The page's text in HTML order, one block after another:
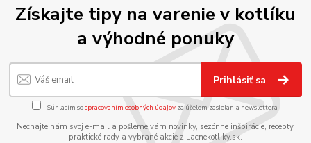
Získajte tipy na varenie v kotlíku
a výhodné ponuky
Prihlásiť sa
Súhlasím sospracovaním osobných údajov za účelom zasielania newslettera.
Nechajte nám svoj e-mail a pošleme vám novinky, sezónne inšpirácie, recepty,
praktické rady a vybrané akcie z Lacnekotliky.sk.